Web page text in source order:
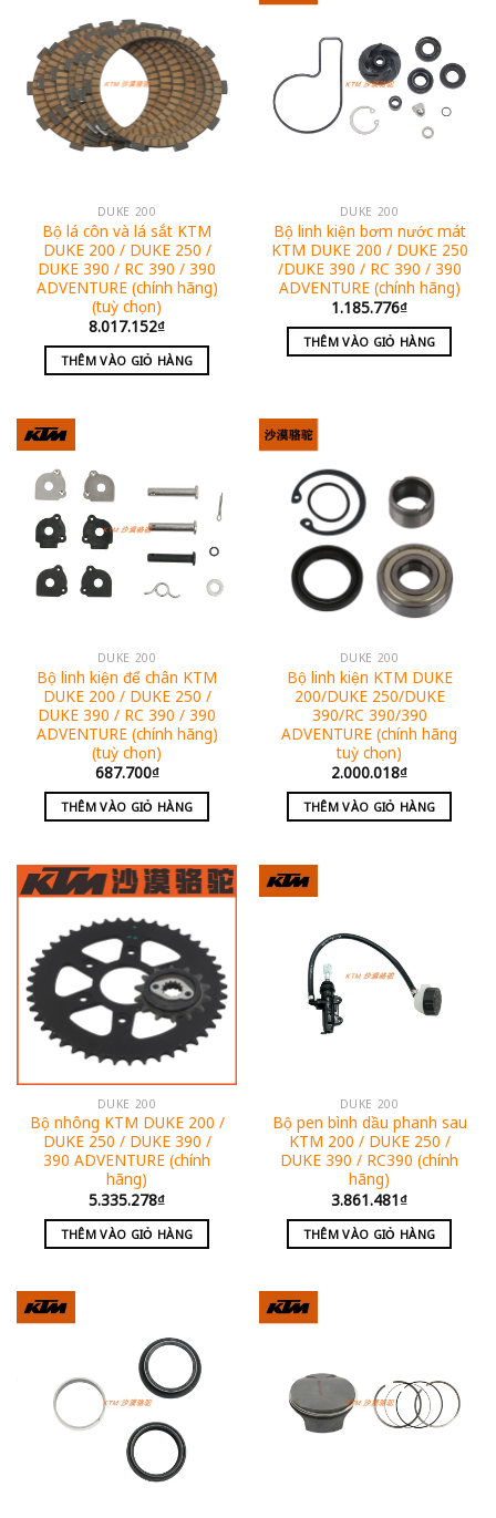
DUKE 200
Bộ lá côn và lá sắt KTM
DUKE 200 / DUKE 250 /
DUKE 390 / RC 390 / 390
ADVENTURE (chính hãng)
(tuỳ chọn)
8.017.152₫
THÊM VÀO GIỎ HÀNG
DUKE 200
Bộ linh kiện bơm nước mát
KTM DUKE 200 / DUKE 250
/DUKE 390 / RC 390 / 390
ADVENTURE (chính hãng)
1.185.776₫
THÊM VÀO GIỎ HÀNG
DUKE 200
Bộ linh kiện để chân KTM
DUKE 200 / DUKE 250 /
DUKE 390 / RC 390 / 390
ADVENTURE (chính hãng)
(tuỳ chọn)
687.700₫
THÊM VÀO GIỎ HÀNG
DUKE 200
Bộ linh kiện KTM DUKE
200/DUKE 250/DUKE
390/RC 390/390
ADVENTURE (chính hãng
tuỳ chọn)
2.000.018₫
THÊM VÀO GIỎ HÀNG
DUKE 200
Bộ nhông KTM DUKE 200 /
DUKE 250 / DUKE 390 /
390 ADVENTURE (chính
hãng)
5.335.278₫
THÊM VÀO GIỎ HÀNG
DUKE 200
Bộ pen bình dầu phanh sau
KTM 200 / DUKE 250 /
DUKE 390 / RC390 (chính
hãng)
3.861.481₫
THÊM VÀO GIỎ HÀNG